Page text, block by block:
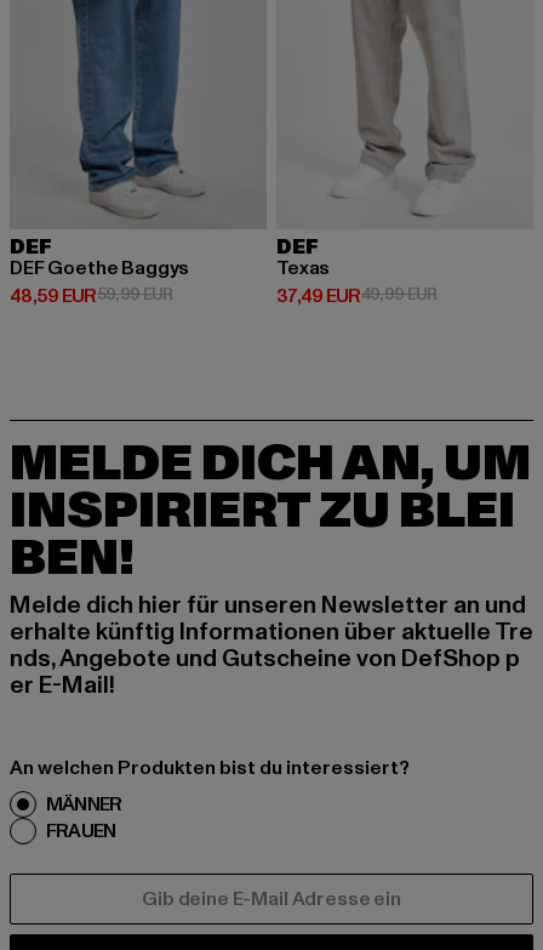
DEF
DEF Goethe Baggys
48,59 EUR
Derzeitiger Preis: 48,59 EUR
59,99 EURAktionspreis: 59,99 EUR
DEF
Texas
37,49 EUR
Derzeitiger Preis: 37,49 EUR
49,99 EURAktionspreis:
MELDE DICH AN, UM
INSPIRIERT ZU BLEI
BEN!
Melde dich hier für unseren Newsletter an und
erhalte künftig Informationen über aktuelle Tre
nds, Angebote und Gutscheine von DefShop p
er E-Mail!
An welchen Produkten bist du interessiert?
MÄNNER
FRAUEN